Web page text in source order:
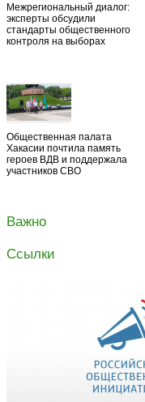
Межрегиональный диалог:
эксперты обсудили
стандарты общественного
контроля на выборах
Общественная палата
Хакасии почтила память
героев ВДВ и поддержала
участников СВО
Важно
Ссылки